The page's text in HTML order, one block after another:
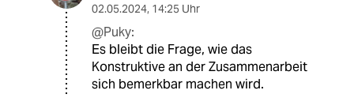
02.05.2024, 14:25 Uhr
@Puky:
Es bleibt die Frage, wie das
Konstruktive an der Zusammenarbeit
sich bemerkbar machen wird.